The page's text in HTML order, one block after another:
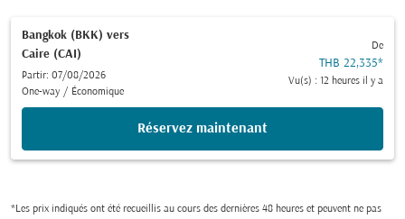
Bangkok (BKK) vers
Caire (CAI)
Partir: 07/08/2026
One-way / Économique
De
THB 22,335*
Vu(s) : 12 heures il y a
Réservez maintenant
*Les prix indiqués ont été recueillis au cours des dernières 48 heures et peuvent ne pas